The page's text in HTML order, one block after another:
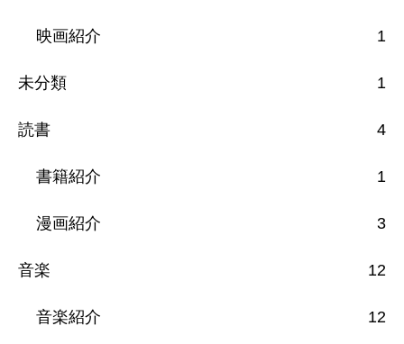
映画紹介 1
未分類 1
読書 4
書籍紹介 1
漫画紹介 3
音楽 12
音楽紹介 12